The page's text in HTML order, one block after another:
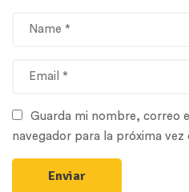
Guarda mi nombre, correo
navegador para la próxima vez